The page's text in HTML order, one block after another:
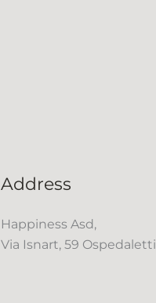
Address
Happiness Asd,
Via Isnart, 59 Ospedaletti